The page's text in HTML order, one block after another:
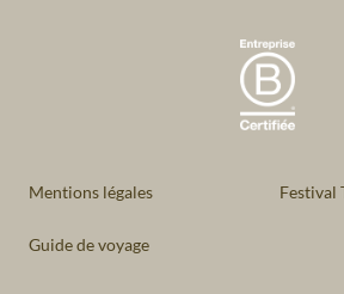
Mentions légales Festival
Guide de voyage